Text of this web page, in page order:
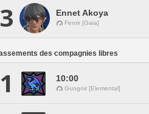
3 Ennet Akoya
Fenrir [Gaia]
des compagnies libres
1 10:00
Gungnir [Elemental]